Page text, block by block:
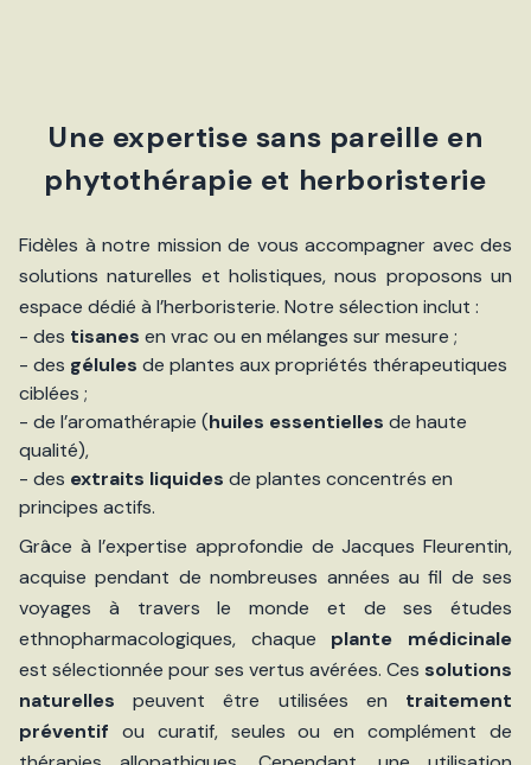
Une expertise sans pareille en
phytothérapie et herboristerie
Fidèles à notre mission de vous accompagner avec des
solutions naturelles et holistiques, nous proposons un
espace dédié à l’herboristerie. Notre sélection inclut :
- des tisanes en vrac ou en mélanges sur mesure ;
- des gélules de plantes aux propriétés thérapeutiques
ciblées ;
- de l’aromathérapie (huiles essentielles de haute
qualité),
- des extraits liquides de plantes concentrés en
principes actifs.
Grâce à l’expertise approfondie de Jacques Fleurentin,
acquise pendant de nombreuses années au fil de ses
voyages à travers le monde et de ses études
ethnopharmacologiques, chaque plante médicinale
est sélectionnée pour ses vertus avérées. Ces solutions
naturelles peuvent être utilisées en traitement
préventif ou curatif, seules ou en complément de